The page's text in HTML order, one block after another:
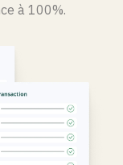
à 100%.